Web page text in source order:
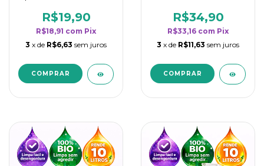
rendimento da
categoria - Flor de
Laranjeira
R$19,90
R$18,91 com Pix
3 x de R$6,63 sem juros
rendimento da
categoria - Flor de
Laranjeira
R$34,90
R$33,16 com Pix
3 x de R$11,63 sem juros